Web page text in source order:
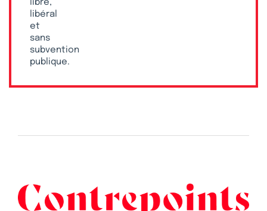
libre,
libéral
et
sans
subvention
publique.